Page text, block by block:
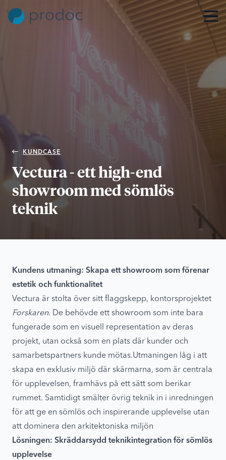
KUNDCASE
Vectura - ett high-end
showroom med sömlös
teknik
Kundens utmaning: Skapa ett showroom som förenar
estetik och funktionalitet
Vectura är stolta över sitt flaggskepp, kontorsprojektet
Forskaren. De behövde ett showroom som inte bara
fungerade som en visuell representation av deras
projekt, utan också som en plats där kunder och
samarbetspartners kunde mötas.Utmaningen låg i att
skapa en exklusiv miljö där skärmarna, som är centrala
för upplevelsen, framhävs på ett sätt som berikar
rummet. Samtidigt smälter övrig teknik in i inredningen
för att ge en sömlös och inspirerande upplevelse utan
att dominera den arkitektoniska miljön
Lösningen: Skräddarsydd teknikintegration för sömlös
upplevelse